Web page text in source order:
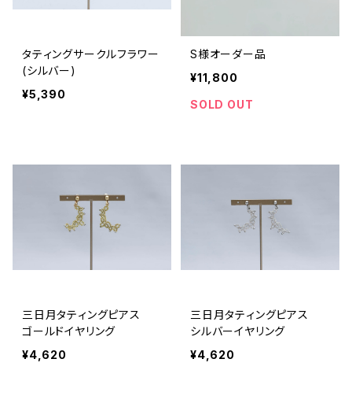
タティングサークルフラワー
(シルバー)
¥5,390
S様オーダー品
¥11,800
SOLD OUT
三日月タティングピアス
ゴールドイヤリング
¥4,620
三日月タティングピアス
シルバーイヤリング
¥4,620